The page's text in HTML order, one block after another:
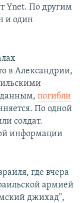
Ynet. По другим
и один
в Александрии,
данным, погибли
По одной
солдат.
информации
где вчера
армией
джихад",